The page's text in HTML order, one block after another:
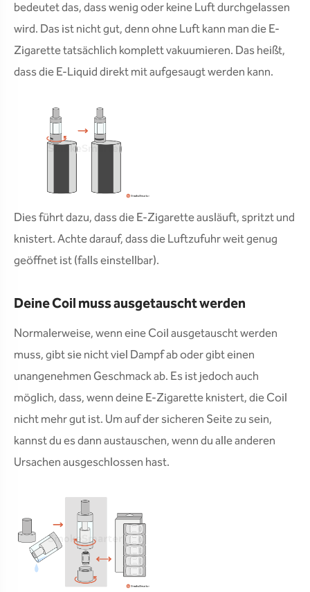
bedeutet das, dass wenig oder keine Luft durchgelassen
wird. Das ist nicht gut, denn ohne Luft kann man die E-
Zigarette tatsächlich komplett vakuumieren. Das heißt,
dass die E-Liquid direkt mit aufgesaugt werden kann.
Dies führt dazu, dass die E-Zigarette ausläuft, spritzt und
knistert. Achte darauf, dass die Luftzufuhr weit genug
geöffnet ist (falls einstellbar).
Deine Coil muss ausgetauscht werden
Normalerweise, wenn eine Coil ausgetauscht werden
muss, gibt sie nicht viel Dampf ab oder gibt einen
unangenehmen Geschmack ab. Es ist jedoch auch
möglich, dass, wenn deine E-Zigarette knistert, die Coil
nicht mehr gut ist. Um auf der sicheren Seite zu sein,
kannst du es dann austauschen, wenn du alle anderen
Ursachen ausgeschlossen hast.